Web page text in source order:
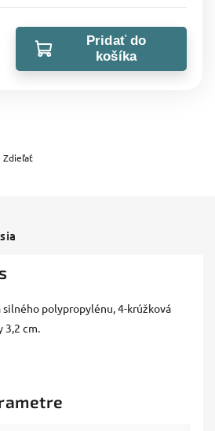
Pridať do
košíka
Zdieľať
silného polypropylénu, 4-krúžková
3,2 cm.